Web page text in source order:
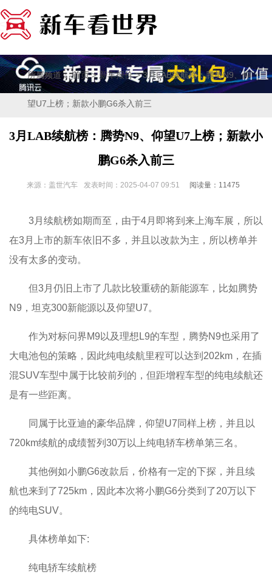
所属频道：首页>新车报价> 3月LAB续航榜：腾势N9、仰
望U7上榜；新款小鹏G6杀入前三
3月LAB续航榜：腾势N9、仰望U7上榜；新款小
鹏G6杀入前三
来源：盖世汽车 发表时间：2025-04-07 09:51 阅读量：11475
3月续航榜如期而至，由于4月即将到来上海车展，所以
在3月上市的新车依旧不多，并且以改款为主，所以榜单并
没有太多的变动。
但3月仍旧上市了几款比较重磅的新能源车，比如腾势
N9，坦克300新能源以及仰望U7。
作为对标问界M9以及理想L9的车型，腾势N9也采用了
大电池包的策略，因此纯电续航里程可以达到202km，在插
混SUV车型中属于比较前列的，但距增程车型的纯电续航还
是有一些距离。
同属于比亚迪的豪华品牌，仰望U7同样上榜，并且以
720km续航的成绩暂列30万以上纯电轿车榜单第三名。
其他例如小鹏G6改款后，价格有一定的下探，并且续
航也来到了725km，因此本次将小鹏G6分类到了20万以下
的纯电SUV。
具体榜单如下:
纯电轿车续航榜